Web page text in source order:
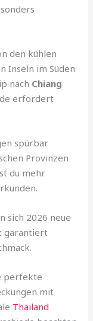
den kühlen
Inseln im Süden
nach Chiang
erfordert
spürbar
Provinzen
du mehr
sich 2026 neue
garantiert
perfekte
mit
Thailand